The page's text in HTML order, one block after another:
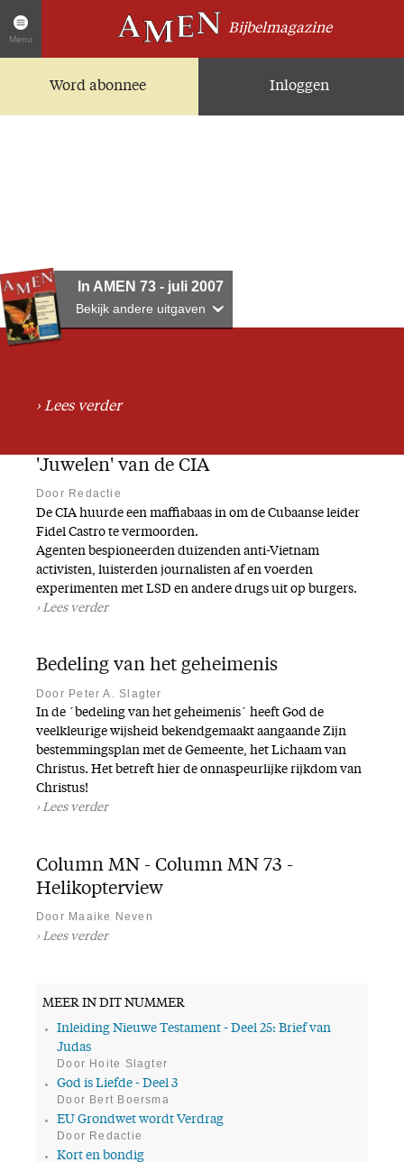
Menu
Bijbelmagazine
Word abonnee Inloggen
Artikelen
Over AMEN
Abonnementen
Geschenkabonnement
Steun AMEN
Service
Adreswijziging
Nabestellen
Vragen en opmerkingen
En verder
In AMEN 73 - juli 2007
Bekijk andere uitgaven
Lees verder
'Juwelen' van de CIA
Door Redactie
De CIA huurde een maffiabaas in om de Cubaanse leider
Fidel Castro te vermoorden.
Agenten bespioneerden duizenden anti-Vietnam
activisten, luisterden journalisten af en voerden
experimenten met LSD en andere drugs uit op burgers.
Lees verder
Bedeling van het geheimenis
Door Peter A. Slagter
In de ´bedeling van het geheimenis´ heeft God de
veelkleurige wijsheid bekendgemaakt aangaande Zijn
bestemmingsplan met de Gemeente, het Lichaam van
Christus. Het betreft hier de onnaspeurlijke rijkdom van
Christus!
Lees verder
Column MN - Column MN 73 -
Helikopterview
Door Maaike Neven
Lees verder
MEER IN DIT NUMMER
Inleiding Nieuwe Testament - Deel 25: Brief van
Judas
Door Hoite Slagter
God is Liefde - Deel 3
Door Bert Boersma
EU Grondwet wordt Verdrag
Door Redactie
Kort en bondig